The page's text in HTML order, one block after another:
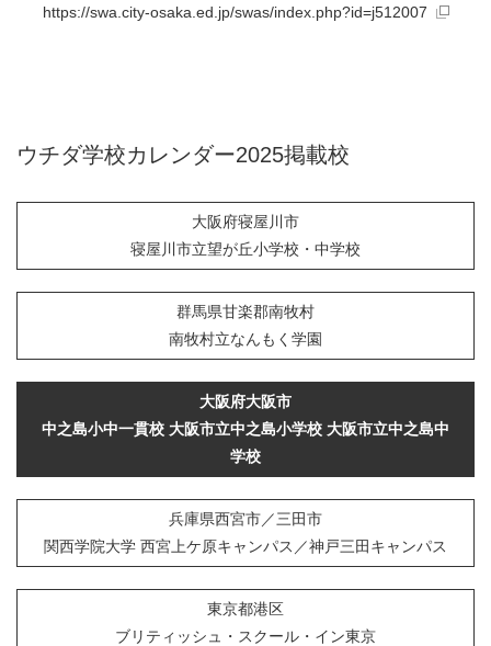
https://swa.city-osaka.ed.jp/swas/index.php?id=j512007
ウチダ学校カレンダー2025掲載校
大阪府寝屋川市
寝屋川市立望が丘小学校・中学校
群馬県甘楽郡南牧村
南牧村立なんもく学園
大阪府大阪市
中之島小中一貫校 大阪市立中之島小学校 大阪市立中之島中
学校
兵庫県西宮市／三田市
関西学院大学 西宮上ケ原キャンパス／神戸三田キャンパス
東京都港区
ブリティッシュ・スクール・イン東京